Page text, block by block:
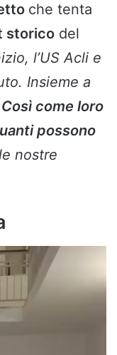
che tenta
storico del
l’US Acli e
Insieme a
Così come loro
possono
nostre